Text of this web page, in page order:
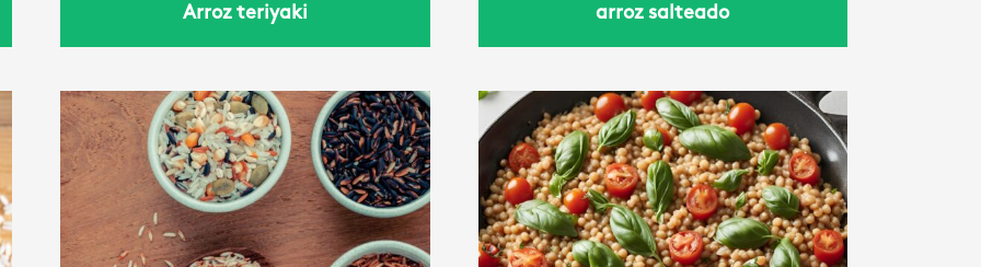
Arroz teriyaki arroz salteado
Trigo con tomate y
albahaca